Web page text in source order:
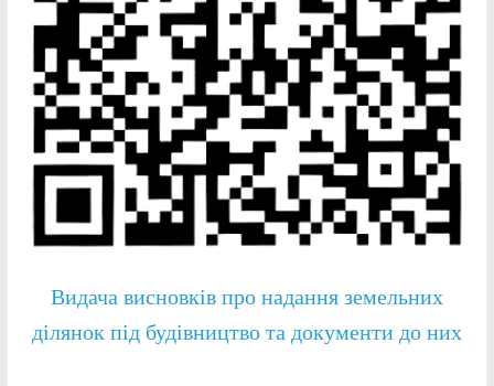
Видача висновків про надання земельних
ділянок під будівництво та документи до них